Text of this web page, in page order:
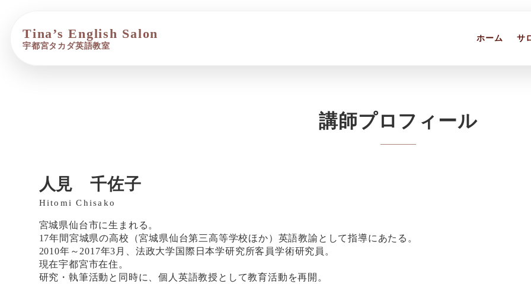
ホーム サ
講師プロフィール
人見 千佐子
Hitomi Chisako
宮城県仙台市に生まれる。
17年間宮城県の高校（宮城県仙台第三高等学校ほか）英語教諭として指導にあたる。
2010年～2017年3月、法政大学国際日本学研究所客員学術研究員。
現在宇都宮市在住。
研究・執筆活動と同時に、個人英語教授として教育活動を再開。